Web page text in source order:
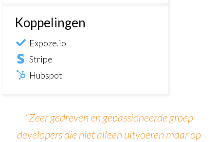
Koppelingen
Expoze.io
Stripe
Hubspot
“Zeer gedreven en gepassioneerde groep
developers die niet alleen uitvoeren maar op